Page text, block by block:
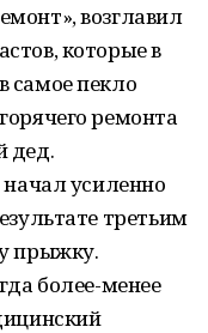
возглавил
которые в
самое пекло
ремонта
дед.
усиленно
третьим
прыжку.
более-менее